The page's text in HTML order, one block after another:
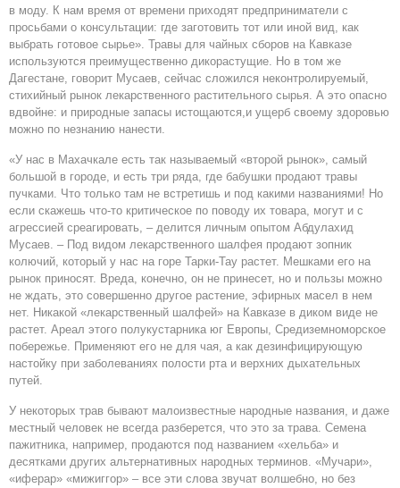
в моду. К нам время от времени приходят предприниматели с
просьбами о консультации: где заготовить тот или иной вид, как
выбрать готовое сырье». Травы для чайных сборов на Кавказе
используются преимущественно дикорастущие. Но в том же
Дагестане, говорит Мусаев, сейчас сложился неконтролируемый,
стихийный рынок лекарственного растительного сырья. А это опасно
вдвойне: и природные запасы истощаются,и ущерб своему здоровью
можно по незнанию нанести.
«У нас в Махачкале есть так называемый «второй рынок», самый
большой в городе, и есть три ряда, где бабушки продают травы
пучками. Что только там не встретишь и под какими названиями! Но
если скажешь что-то критическое по поводу их товара, могут и с
агрессией среагировать, – делится личным опытом Абдулахид
Мусаев. – Под видом лекарственного шалфея продают зопник
колючий, который у нас на горе Тарки-Тау растет. Мешками его на
рынок приносят. Вреда, конечно, он не принесет, но и пользы можно
не ждать, это совершенно другое растение, эфирных масел в нем
нет. Никакой «лекарственный шалфей» на Кавказе в диком виде не
растет. Ареал этого полукустарника юг Европы, Средиземноморское
побережье. Применяют его не для чая, а как дезинфицирующую
настойку при заболеваниях полости рта и верхних дыхательных
путей.
У некоторых трав бывают малоизвестные народные названия, и даже
местный человек не всегда разберется, что это за трава. Семена
пажитника, например, продаются под названием «хельба» и
десятками других альтернативных народных терминов. «Мучари»,
«иферар» «мижиггор» – все эти слова звучат волшебно, но без